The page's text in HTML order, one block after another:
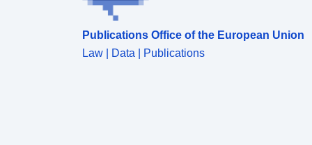
harmonizados a nível europeu. O Ln é o nível
sonoro médio para o período noturno (22h-6h). O
Lden é o nível sonoro médio ponderado de 24 horas
para explicar o desconforto percebido com o
Publications Office of the European Union
Law | Data | Publications